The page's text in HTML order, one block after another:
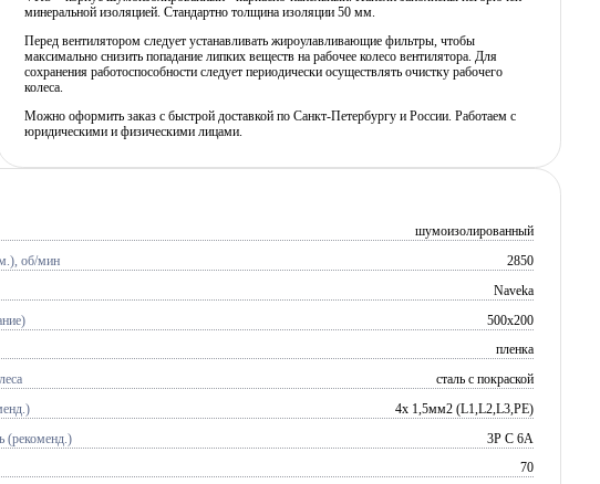
минеральной изоляцией. Стандартно толщина изоляции 50 мм.
Перед вентилятором следует устанавливать жироулавливающие фильтры, чтобы
максимально снизить попадание липких веществ на рабочее колесо вентилятора. Для
сохранения работоспособности следует периодически осуществлять очистку рабочего
колеса.
Можно оформить заказ с быстрой доставкой по Санкт-Петербургу и России. Работаем с
юридическими и физическими лицами.
шумоизолированный
об/мин 2850
Naveka
500x200
пленка
сталь с покраской
4х 1,5мм2 (L1,L2,L3,PE)
(рекоменд.) 3P C 6A
70